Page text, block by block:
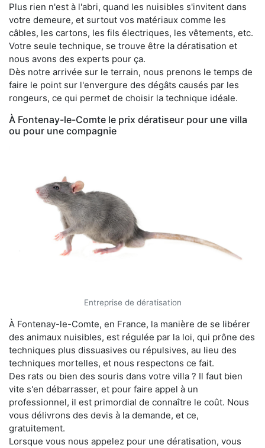
Plus rien n'est à l'abri, quand les nuisibles s'invitent dans
votre demeure, et surtout vos matériaux comme les
câbles, les cartons, les fils électriques, les vêtements, etc.
Votre seule technique, se trouve être la dératisation et
nous avons des experts pour ça.
Dès notre arrivée sur le terrain, nous prenons le temps de
faire le point sur l'envergure des dégâts causés par les
rongeurs, ce qui permet de choisir la technique idéale.
À Fontenay-le-Comte le prix dératiseur pour une villa
ou pour une compagnie
Entreprise de dératisation
À Fontenay-le-Comte, en France, la manière de se libérer
des animaux nuisibles, est régulée par la loi, qui prône des
techniques plus dissuasives ou répulsives, au lieu des
techniques mortelles, et nous respectons ce fait.
Des rats ou bien des souris dans votre villa ? Il faut bien
vite s'en débarrasser, et pour faire appel à un
professionnel, il est primordial de connaître le coût. Nous
vous délivrons des devis à la demande, et ce,
gratuitement.
Lorsque vous nous appelez pour une dératisation, vous